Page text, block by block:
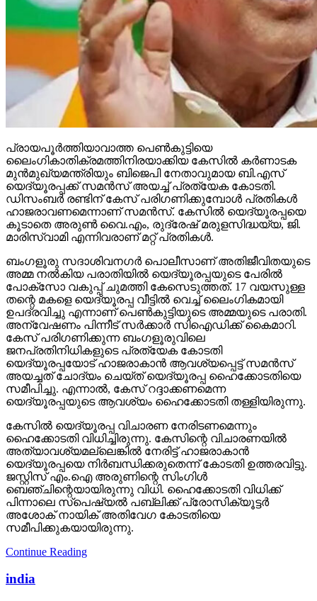
പ്രായപൂര്‍ത്തിയാവാത്ത പെണ്‍കുട്ടിയെ
ലൈംഗികാതിക്രമത്തിനിരയാക്കിയ കേസില്‍ കര്‍ണാടക
മുന്‍മുഖ്യമന്ത്രിയും ബിജെപി നേതാവുമായ ബി.എസ്
യെദ്യൂരപ്പക്ക് സമന്‍സ് അയച്ച് പ്രത്യേക കോടതി.
ഡിസംബര്‍ രണ്ടിന് കേസ് പരിഗണിക്കുമ്പോള്‍ പ്രതികള്‍
ഹാജരാവണമെന്നാണ് സമന്‍സ്. കേസില്‍ യെദ്യൂരപ്പയെ
കൂടാതെ അരുണ്‍ വൈ.എം, രുദ്രേഷ് മരുളസിദ്ധയ്യ, ജി.
മാരിസ്വാമി എന്നിവരാണ് മറ്റ് പ്രതികള്‍.
ബംഗളൂരു സദാശിവനഗര്‍ പൊലീസാണ് അതിജീവിതയുടെ
അമ്മ നല്‍കിയ പരാതിയില്‍ യെദ്യൂരപ്പയുടെ പേരില്‍
പോക്‌സോ വകുപ്പ് ചുമത്തി കേസെടുത്തത്. 17 വയസുള്ള
തന്റെ മകളെ യെദ്യൂരപ്പ വീട്ടില്‍ വെച്ച് ലൈംഗികമായി
ഉപദ്രവിച്ചു എന്നാണ് പെണ്‍കുട്ടിയുടെ അമ്മയുടെ പരാതി.
അന്വേഷണം പിന്നീട് സര്‍ക്കാര്‍ സിഐഡിക്ക് കൈമാറി.
കേസ് പരിഗണിക്കുന്ന ബംഗളൂരുവിലെ
ജനപ്രതിനിധികളുടെ പ്രത്യേക കോടതി
യെദ്യൂരപ്പയോട് ഹാജരാകാന്‍ ആവശ്യപ്പെട്ട് സമന്‍സ്
അയച്ചത് ചോദ്യം ചെയ്ത് യെദ്യൂരപ്പ ഹൈക്കോടതിയെ
സമീപിച്ചു. എന്നാല്‍, കേസ് റദ്ദാക്കണമെന്ന
യെദ്യൂരപ്പയുടെ ആവശ്യം ഹൈക്കോടതി തള്ളിയിരുന്നു.
കേസില്‍ യെദ്യൂരപ്പ വിചാരണ നേരിടണമെന്നും
ഹൈക്കോടതി വിധിച്ചിരുന്നു. കേസിന്റെ വിചാരണയില്‍
അത്യാവശ്യമല്ലെങ്കില്‍ നേരിട്ട് ഹാജരാകാന്‍
യെദ്യൂരപ്പയെ നിര്‍ബന്ധിക്കരുതെന്ന് കോടതി ഉത്തരവിട്ടു.
ജസ്റ്റിസ് എം.ഐ അരുണിന്റെ സിംഗിള്‍
ബെഞ്ചിന്റെയായിരുന്നു വിധി. ഹൈക്കോടതി വിധിക്ക്
പിന്നാലെ സ്‌പെഷ്യല്‍ പബ്ലിക്ക് പ്രോസിക്യൂട്ടര്‍
അശോക് നായിക് അതിവേഗ കോടതിയെ
സമീപിക്കുകയായിരുന്നു.
Continue Reading
india